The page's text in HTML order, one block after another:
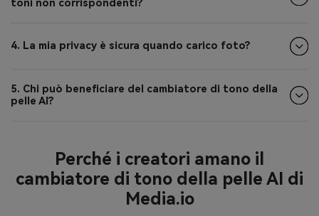
toni non corrispondenti?
4. La mia privacy è sicura quando carico foto?
5. Chi può beneficiare del cambiatore di tono della
pelle AI?
Perché i creatori amano il
cambiatore di tono della pelle AI di
Media.io